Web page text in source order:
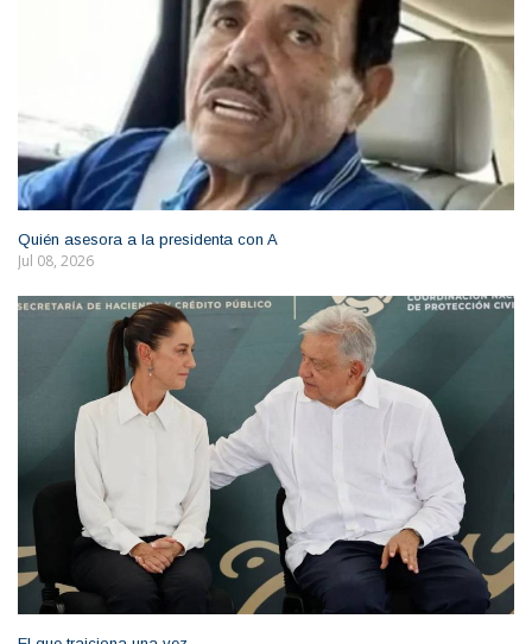
Quién asesora a la presidenta con A
Jul 08, 2026